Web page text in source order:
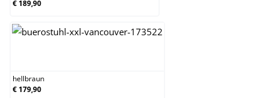
€ 189,90
hellbraun
€ 179,90